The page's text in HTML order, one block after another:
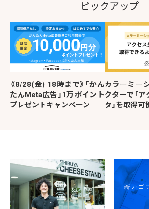
ピックアップ
《8/28(金) 18時まで》「かん
たんMeta広告」1万ポイント
プレゼントキャンペーン
カラーミー
クターで「
タ」を取得